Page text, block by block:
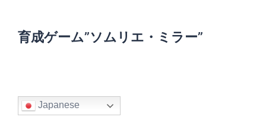
育成ゲーム”ソムリエ・ミラー”
Japanese